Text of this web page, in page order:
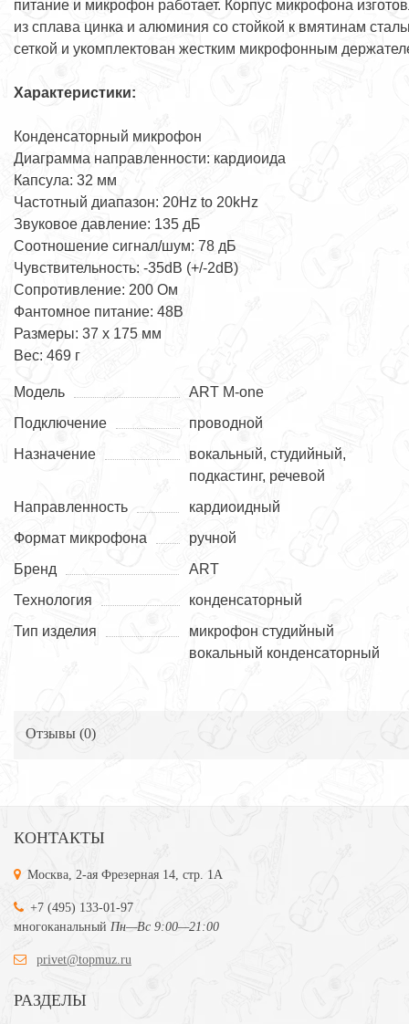
питание и микрофон работает. Корпус микрофона
из сплава цинка и алюминия со стойкой к вмятинам
сеткой и укомплектован жестким микрофонным
Характеристики:
Конденсаторный микрофон
Диаграмма направленности: кардиоида
Капсула: 32 мм
Частотный диапазон: 20Hz to 20kHz
Звуковое давление: 135 дБ
Соотношение сигнал/шум: 78 дБ
Чувствительность: -35dB (+/-2dB)
Сопротивление: 200 Ом
Фантомное питание: 48В
Размеры: 37 х 175 мм
Вес: 469 г
Модель
ART M-one
Подключение
проводной
Назначение
вокальный, студийный,
подкастинг, речевой
Направленность
кардиоидный
Формат микрофона
ручной
Бренд
ART
Технология
конденсаторный
Тип изделия
микрофон студийный
вокальный конденсаторный
Отзывы (0)
КОНТАКТЫ
Москва, 2-ая Фрезерная 14, стр. 1А
+7 (495) 133-01-97
многоканальный Пн—Вс 9:00—21:00
privet@topmuz.ru
РАЗДЕЛЫ